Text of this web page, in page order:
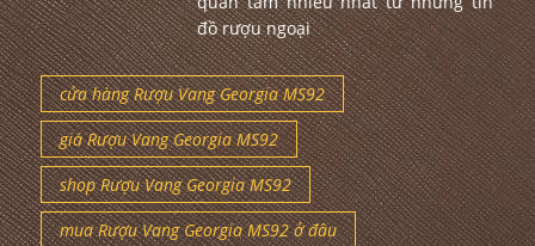
đồ rượu ngoại
cửa hàng Rượu Vang Georgia MS92
giá Rượu Vang Georgia MS92
shop Rượu Vang Georgia MS92
mua Rượu Vang Georgia MS92 ở đâu